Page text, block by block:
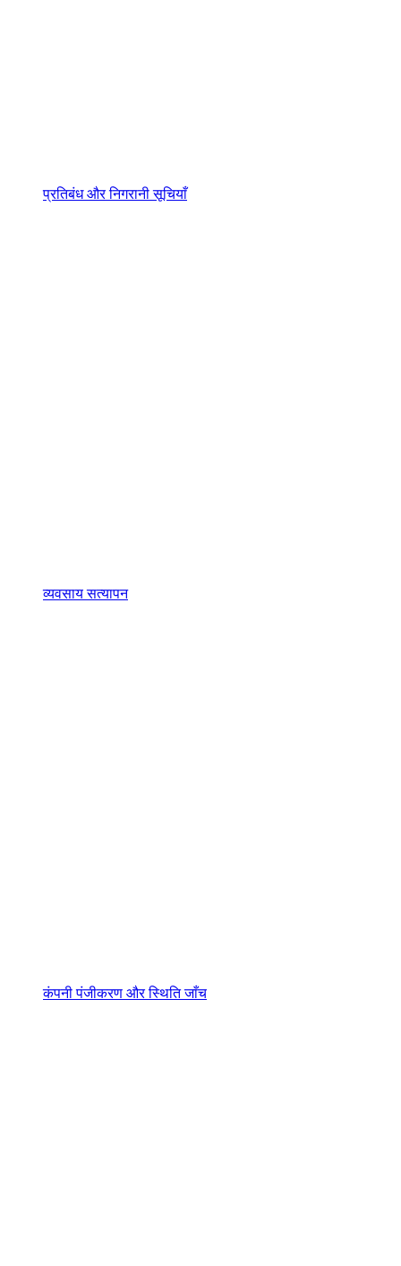
प्रतिबंध और निगरानी सूचियाँ
व्यवसाय सत्यापन
कंपनी पंजीकरण और स्थिति जाँच